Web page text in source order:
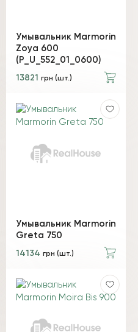
Умывальник Marmorin
Zoya 600
(P_U_552_01_0600)
13821 грн (шт.)
Умывальник Marmorin
Greta 750
14134 грн (шт.)